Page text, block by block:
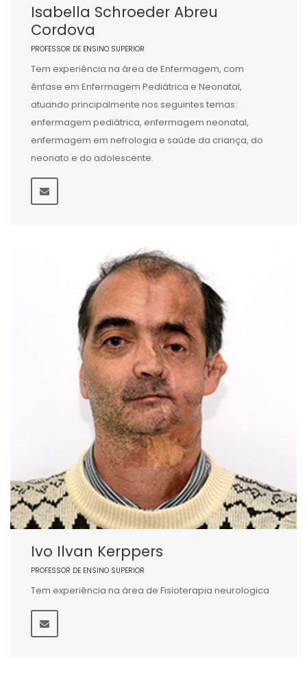
Isabella Schroeder Abreu
Cordova
PROFESSOR DE ENSINO SUPERIOR
Tem experiência na área de Enfermagem, com
ênfase em Enfermagem Pediátrica e Neonatal,
atuando principalmente nos seguintes temas:
enfermagem pediátrica, enfermagem neonatal,
enfermagem em nefrologia e saúde da criança, do
neonato e do adolescente.
Ivo Ilvan Kerppers
PROFESSOR DE ENSINO SUPERIOR
Tem experiência na área de Fisioterapia neurologica